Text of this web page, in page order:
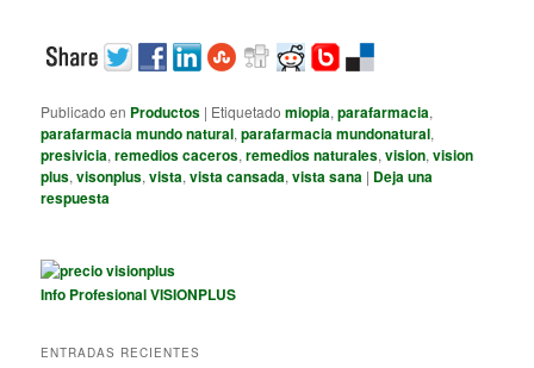
Publicado en Productos | Etiquetado miopia,parafarmacia,
parafarmacia mundo natural,parafarmacia mundonatural,
presivicia,remedios caceros,remedios naturales,vision,vision
plus,visonplus,vista,vista cansada,vista sana | Deja una
respuesta
Info Profesional VISIONPLUS
ENTRADAS RECIENTES